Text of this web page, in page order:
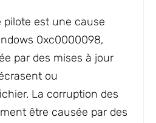
pilote est une cause
0xc0000098,
par des mises à jour
ou
La corruption des
être causée par des